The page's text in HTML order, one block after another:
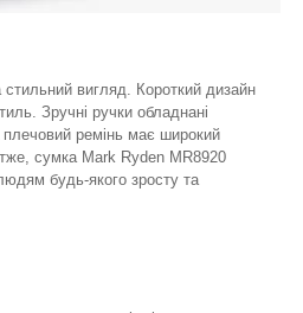
вигляд. Короткий дизайн
Зручні ручки обладнані
ремінь має широкий
сумка Mark Ryden MR8920
будь-якого зросту та